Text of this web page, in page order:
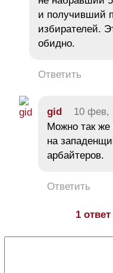
и получивший
избирателей.
обидно.
Ответить
gid 10 фев,
Можно так же
на
арбайтеров.
Ответить
1